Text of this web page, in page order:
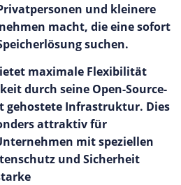
und kleinere
macht, die eine sofort
suchen.
maximale Flexibilität
durch seine Open-Source-
gehostete Infrastruktur. Dies
attraktiv für
mit speziellen
und Sicherheit